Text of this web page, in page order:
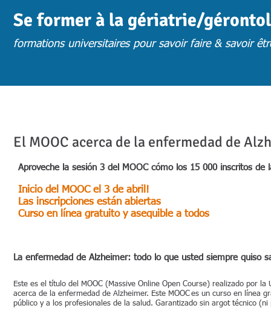
Se former à la gériatrie/
formations universitaires pour savoir faire & savoir
El MOOC acerca de la enfermedad de
Aproveche la sesión 3 del MOOC cómo los 15 000 inscritos
Inicio del MOOC el 3 de abril!
Las inscripciones están abiertas
Curso en línea gratuito y asequible a todos
La enfermedad de Alzheimer: todo lo que usted siempre quiso
Este es el título del MOOC (Massive Online Open Course) realizado por la
acerca de la enfermedad de Alzheimer. Este MOOC es un curso en línea
público y a los profesionales de la salud. Garantizado sin argot técnico